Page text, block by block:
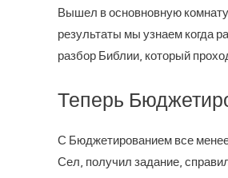
Вышел в основновную
результаты мы узнаем когда
разбор Библии, который
Теперь
С Бюджетированием все
Сел, получил задание,